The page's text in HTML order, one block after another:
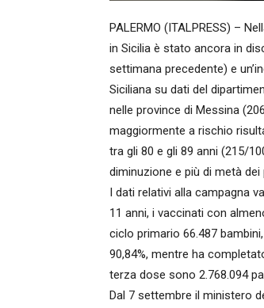
PALERMO (ITALPRESS) –
in Sicilia è stato ancora in
settimana precedente) e
Siciliana su dati del
nelle province di Messina
maggiormente a rischio
tra gli 80 e gli 89 anni (215/
diminuzione e più di metà
I dati relativi alla campagna
11 anni, i vaccinati con
ciclo primario 66.487
90,84%, mentre ha
terza dose sono 2.768.094
Dal 7 settembre il ministero